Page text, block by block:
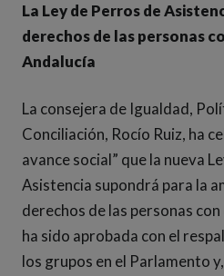
La Ley de Perros de
derechos de las personas
Andalucía
La consejera de Igualdad,
Conciliación, Rocío Ruiz, ha
avance social” que la nueva
Asistencia supondrá para la
derechos de las personas
ha sido aprobada con el
los grupos en el Parlamento